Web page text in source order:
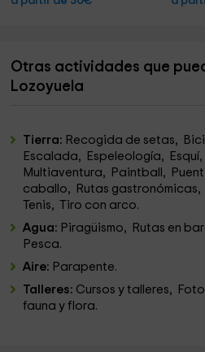
Otras actividades que
Lozoyuela
Tierra: Recogida de setas,
Escalada, Espeleología,
Multiaventura, Paintball,
caballo, Rutas gastronómicas,
Tenis, Tiro con arco.
Agua: Piragüismo, Rutas en
Pesca.
Aire: Parapente.
Talleres: Cursos y talleres,
fauna y flora.